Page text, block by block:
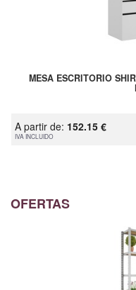
MESA ESCRITORIO
A partir de: 152.15 €
IVA INCLUIDO
OFERTAS